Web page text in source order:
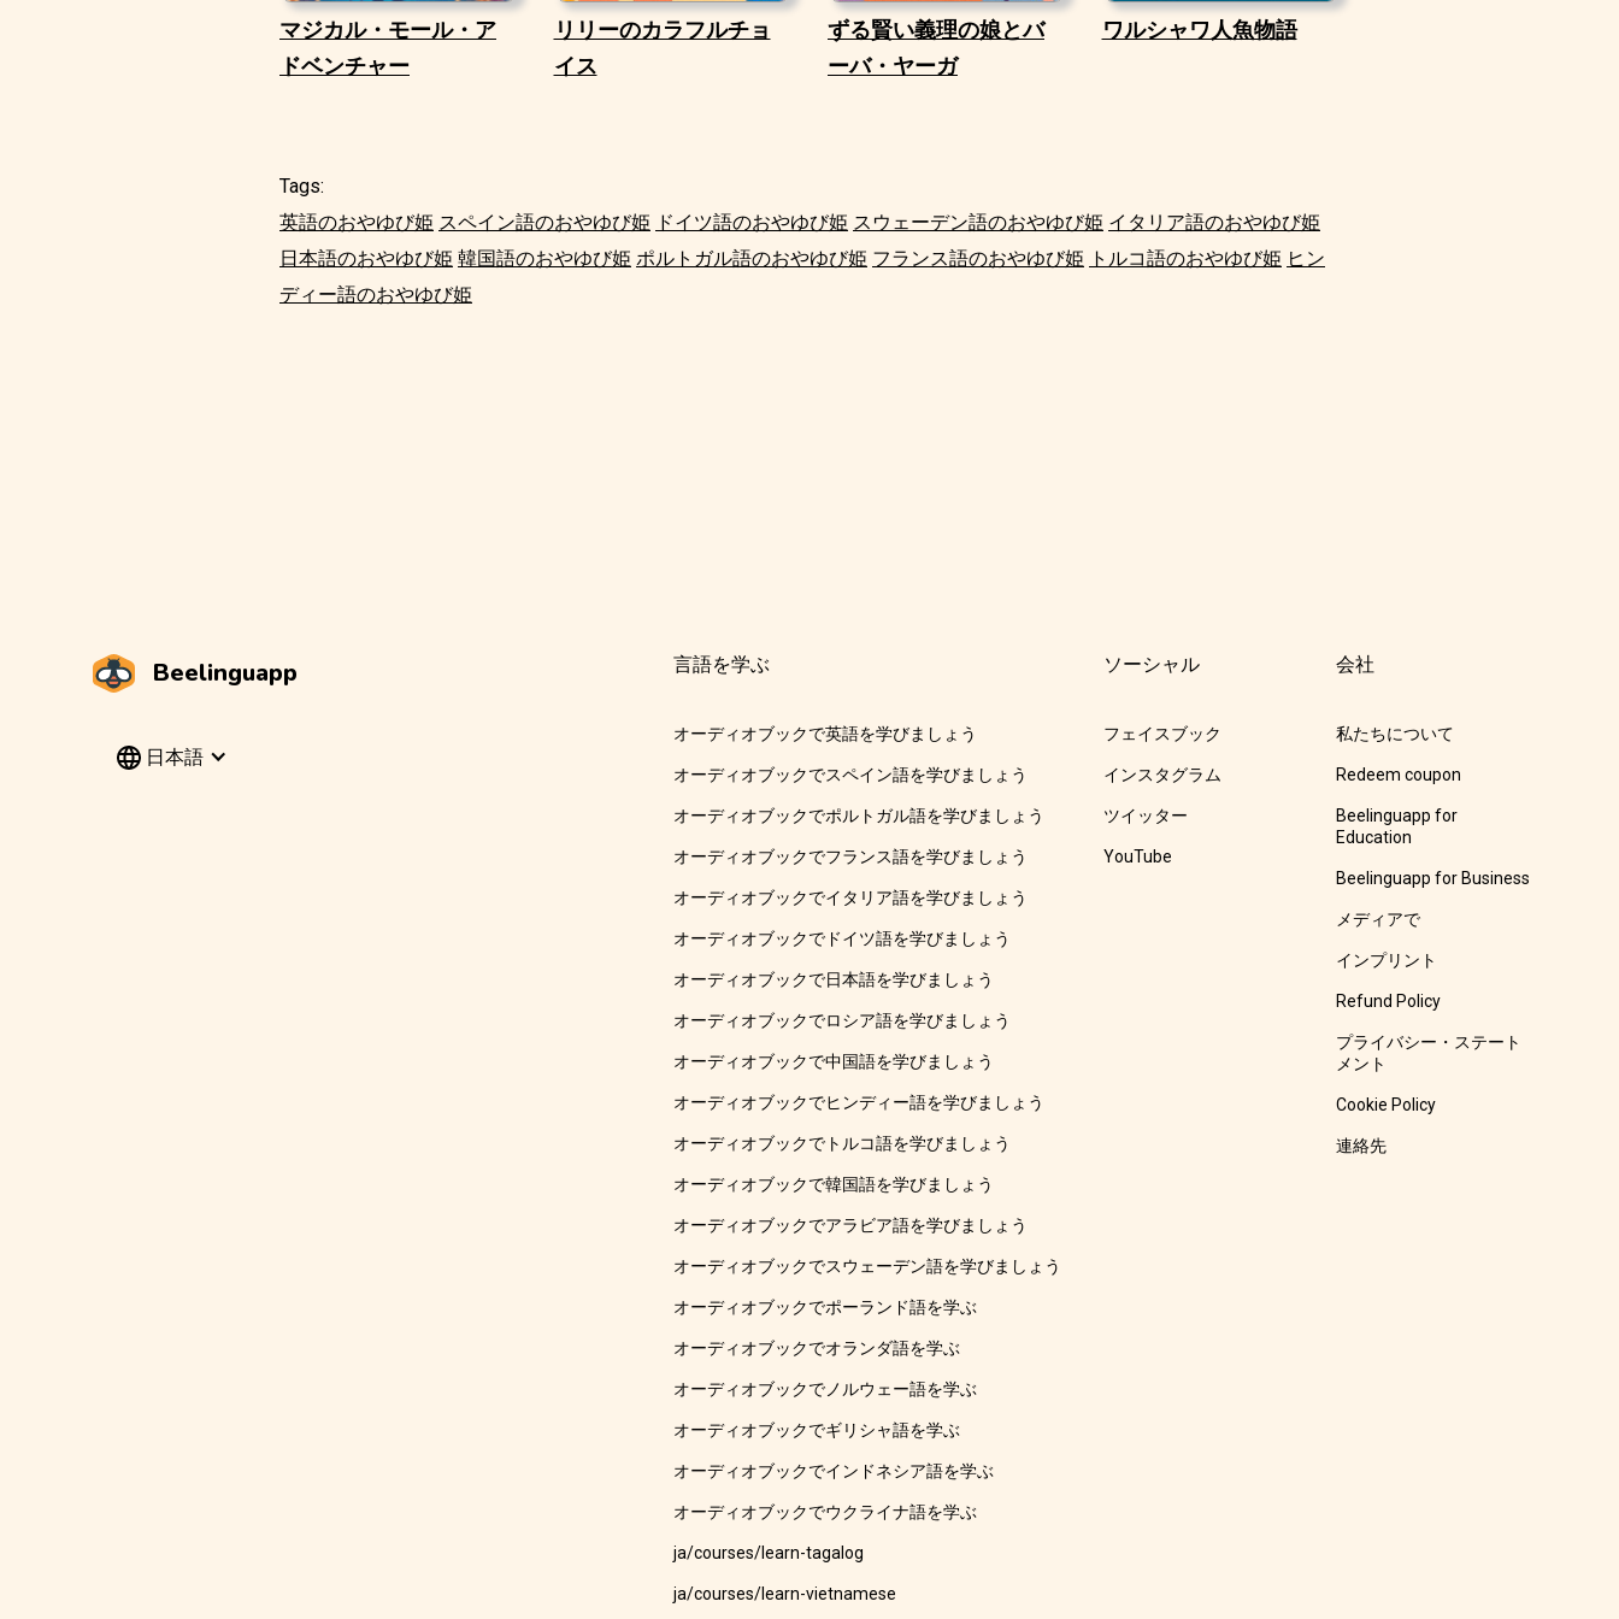
マジカル・モール・ア
ドベンチャー
リリーのカラフルチョ
イス
ずる賢い義理の娘とバ
ーバ・ヤーガ
ワルシャワ人魚物語
Tags:
英語のおやゆび姫 スペイン語のおやゆび姫 ドイツ語のおやゆび姫 スウェーデン語のおやゆび姫 イタリア語のおやゆび姫
日本語のおやゆび姫 韓国語のおやゆび姫 ポルトガル語のおやゆび姫 フランス語のおやゆび姫 トルコ語のおやゆび姫 ヒン
ディー語のおやゆび姫
Beelinguapp
日本語
言語を学ぶ
オーディオブックで英語を学びましょう
オーディオブックでスペイン語を学びましょう
オーディオブックでポルトガル語を学びましょう
オーディオブックでフランス語を学びましょう
オーディオブックでイタリア語を学びましょう
オーディオブックでドイツ語を学びましょう
オーディオブックで日本語を学びましょう
オーディオブックでロシア語を学びましょう
オーディオブックで中国語を学びましょう
オーディオブックでヒンディー語を学びましょう
オーディオブックでトルコ語を学びましょう
オーディオブックで韓国語を学びましょう
オーディオブックでアラビア語を学びましょう
オーディオブックでスウェーデン語を学びましょう
オーディオブックでポーランド語を学ぶ
オーディオブックでオランダ語を学ぶ
オーディオブックでノルウェー語を学ぶ
オーディオブックでギリシャ語を学ぶ
オーディオブックでインドネシア語を学ぶ
オーディオブックでウクライナ語を学ぶ
ja/courses/learn-tagalog
ja/courses/learn-vietnamese
ソーシャル
フェイスブック
インスタグラム
ツイッター
YouTube
会社
私たちについて
Redeem coupon
Beelinguapp for
Education
Beelinguapp for Business
メディアで
インプリント
Refund Policy
プライバシー・ステート
メント
Cookie Policy
連絡先